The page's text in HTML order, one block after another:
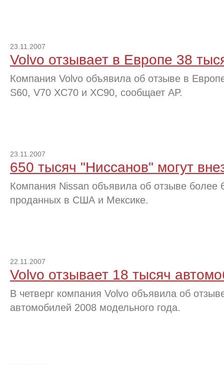
23.11.2007
Volvo отзывает в Европе 38
Компания Volvo объявила об отзыве в
S60, V70 XC70 и XC90, сообщает AP.
23.11.2007
650 тысяч "Ниссанов" могут
Компания Nissan объявила об отзыве более
проданных в США и Мексике.
22.11.2007
Volvo отзывает 18 тысяч
В четверг компания Volvo объявила об
автомобилей 2008 модельного года.